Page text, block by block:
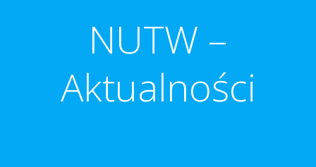
NUTW –
Aktualności